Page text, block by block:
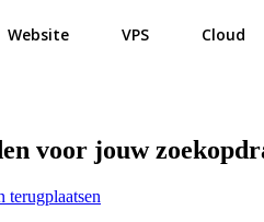
Website VPS Cloud
voor jouw
terugplaatsen